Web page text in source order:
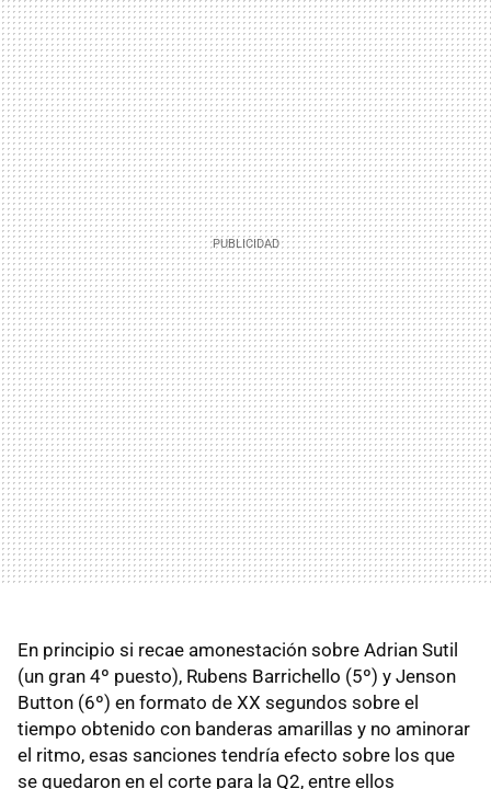
En principio si recae amonestación sobre Adrian Sutil
(un gran 4º puesto), Rubens Barrichello (5º) y Jenson
Button (6º) en formato de XX segundos sobre el
tiempo obtenido con banderas amarillas y no aminorar
el ritmo, esas sanciones tendría efecto sobre los que
se quedaron en el corte para la Q2, entre ellos